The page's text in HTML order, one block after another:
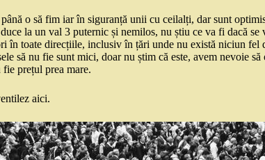
o să fim iar în siguranță unii cu ceilalți, dar sunt
la un val 3 puternic și nemilos, nu știu ce va fi dacă se
în toate direcțiile, inclusiv în țări unde nu există niciun fel
să nu fie sunt mici, doar nu știm că este, avem nevoie să
prețul prea mare.
aici.